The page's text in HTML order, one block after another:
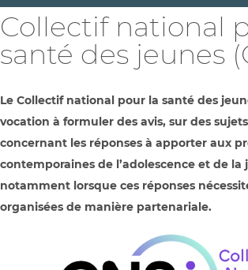
Collectif national
santé des jeunes
Le Collectif national pour la santé des
vocation à formuler des avis, sur des
concernant les réponses à apporter aux
contemporaines de l’adolescence et de la
notamment lorsque ces réponses
organisées de manière partenariale.